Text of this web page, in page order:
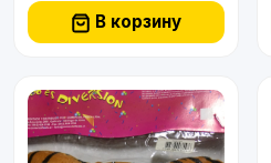
провода В корзину